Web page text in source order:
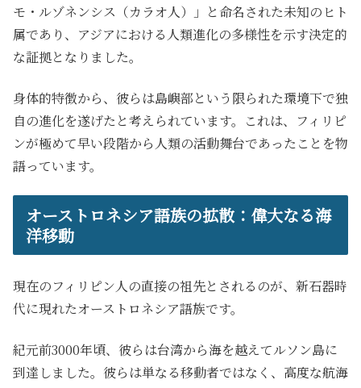
モ・ルゾネンシス（カラオ人）」と命名された未知のヒト
属であり、アジアにおける人類進化の多様性を示す決定的
な証拠となりました。
身体的特徴から、彼らは島嶼部という限られた環境下で独
自の進化を遂げたと考えられています。これは、フィリピ
ンが極めて早い段階から人類の活動舞台であったことを物
語っています。
オーストロネシア語族の拡散：偉大なる海
洋移動
現在のフィリピン人の直接の祖先とされるのが、新石器時
代に現れたオーストロネシア語族です。
紀元前3000年頃、彼らは台湾から海を越えてルソン島に
到達しました。彼らは単なる移動者ではなく、高度な航海